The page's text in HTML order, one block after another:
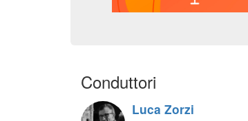
Conduttori
Luca Zorzi